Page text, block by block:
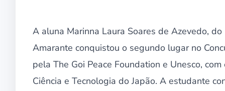
A aluna Marinna Laura Soares de Azevedo,
Amarante conquistou o segundo lugar no
pela The Goi Peace Foundation e Unesco,
Ciência e Tecnologia do Japão. A estudante